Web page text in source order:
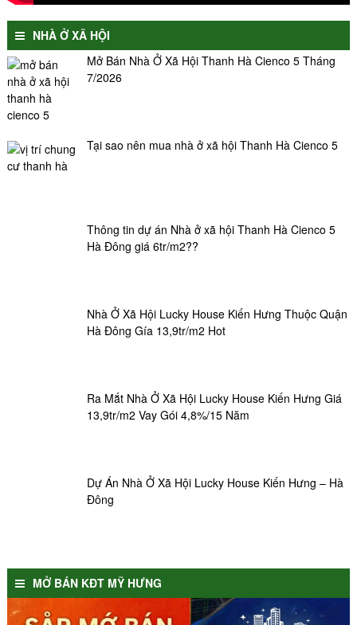
NHÀ Ở XÃ HỘI
Mở Bán Nhà Ở Xã Hội Thanh Hà Cienco 5 Tháng
7/2026
Tại sao nên mua nhà ở xã hội Thanh Hà Cienco 5
Thông tin dự án Nhà ở xã hội Thanh Hà Cienco 5
Hà Đông giá 6tr/m2??
Nhà Ở Xã Hội Lucky House Kiến Hưng Thuộc Quận
Hà Đông Gía 13,9tr/m2 Hot
Ra Mắt Nhà Ở Xã Hội Lucky House Kiến Hưng Giá
13,9tr/m2 Vay Gói 4,8%/15 Năm
Dự Án Nhà Ở Xã Hội Lucky House Kiến Hưng – Hà
Đông
MỞ BÁN KĐT MỸ HƯNG